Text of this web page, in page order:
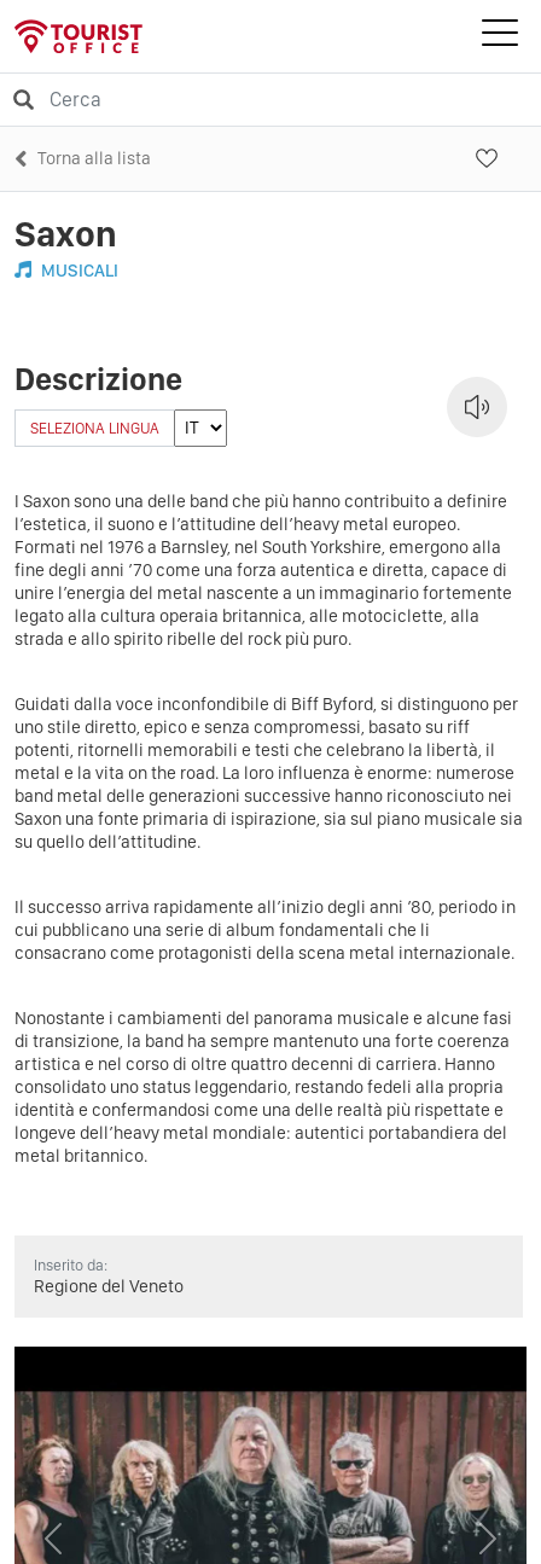
Torna alla lista
Saxon
MUSICALI
Descrizione
SELEZIONA LINGUA
I Saxon sono una delle band che più hanno contribuito a definire
l’estetica, il suono e l’attitudine dell’heavy metal europeo.
Formati nel 1976 a Barnsley, nel South Yorkshire, emergono alla
fine degli anni ’70 come una forza autentica e diretta, capace di
unire l’energia del metal nascente a un immaginario fortemente
legato alla cultura operaia britannica, alle motociclette, alla
strada e allo spirito ribelle del rock più puro.
Guidati dalla voce inconfondibile di Biff Byford, si distinguono per
uno stile diretto, epico e senza compromessi, basato su riff
potenti, ritornelli memorabili e testi che celebrano la libertà, il
metal e la vita on the road. La loro influenza è enorme: numerose
band metal delle generazioni successive hanno riconosciuto nei
Saxon una fonte primaria di ispirazione, sia sul piano musicale sia
su quello dell’attitudine.
Il successo arriva rapidamente all’inizio degli anni ’80, periodo in
cui pubblicano una serie di album fondamentali che li
consacrano come protagonisti della scena metal internazionale.
Nonostante i cambiamenti del panorama musicale e alcune fasi
di transizione, la band ha sempre mantenuto una forte coerenza
artistica e nel corso di oltre quattro decenni di carriera. Hanno
consolidato uno status leggendario, restando fedeli alla propria
identità e confermandosi come una delle realtà più rispettate e
longeve dell’heavy metal mondiale: autentici portabandiera del
metal britannico.
Inserito da:
Regione del Veneto
Previous Next